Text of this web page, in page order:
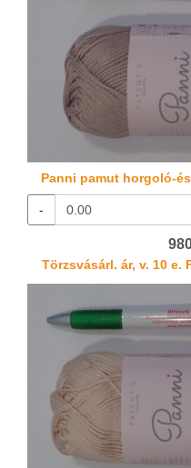
Panni pamut horgoló-
-
Törzsvásárl. ár, v. 10 e.